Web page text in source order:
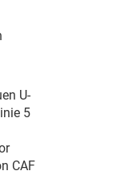
U-
5
CAF